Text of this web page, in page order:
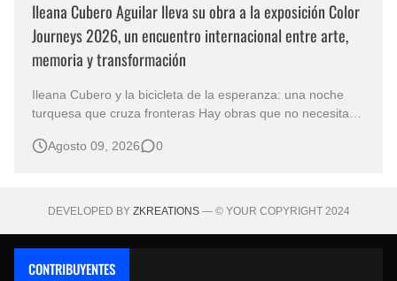
Ileana Cubero Aguilar lleva su obra a la exposición Color
Journeys 2026, un encuentro internacional entre arte,
memoria y transformación
Ileana Cubero y la bicicleta de la esperanza: una noche
turquesa que cruza fronteras Hay obras que no necesitan
mundo reconocible. En Noche turqueza, de la artista
Agosto 09, 2026 0
DEVELOPED BY ZKREATIONS— © YOUR COPYRIGHT 2024
CONTRIBUYENTES